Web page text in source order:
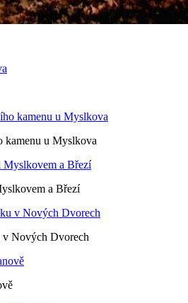
kamenu u Myslkova
a Březí
v Nových Dvorech